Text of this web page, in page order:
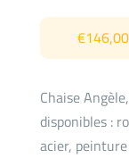
€146,00
Chaise
disponibles :
acier,